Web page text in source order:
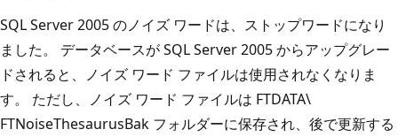
SQL Server 2005 のノイズ ワードは、ストップワードになり
ました。 データベースが SQL Server 2005 からアップグレー
ドされると、ノイズ ワード ファイルは使用されなくなりま
す。 ただし、ノイズ ワード ファイルは FTDATA\
FTNoiseThesaurusBak フォルダーに保存され、後で更新する